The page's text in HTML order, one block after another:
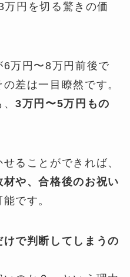
万円を切る驚きの価
万円〜8万円前後で
差は一目瞭然です。
、3万円〜5万円もの
ることができれば、
や、合格後のお祝い
です。
で判断してしまうの